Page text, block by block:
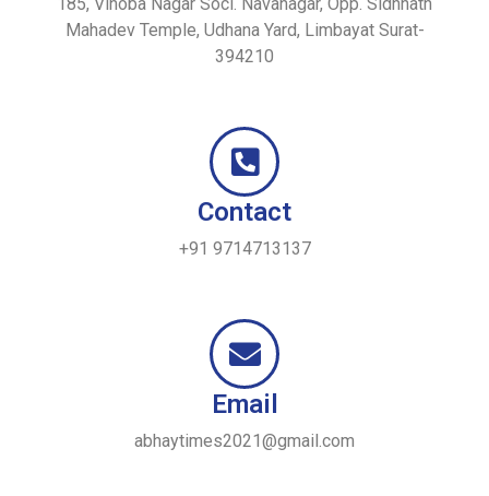
Mahadev Temple, Udhana Yard, Limbayat Surat-
394210
Contact
+91 9714713137
Email
abhaytimes2021@gmail.com